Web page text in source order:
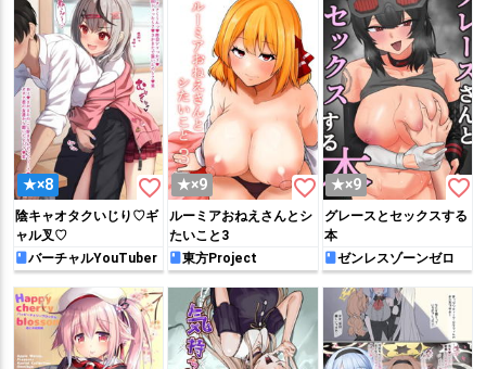
★×8 favorite_border
陰キャオタクいじり♡ギ
ャル叉♡
バーチャルYouTuber
★×9 favorite_border
ルーミアおねえさんとシ
たいこと3
東方Project
★×9 favorite_border
グレースとセックスする
本
ゼンレスゾーンゼロ